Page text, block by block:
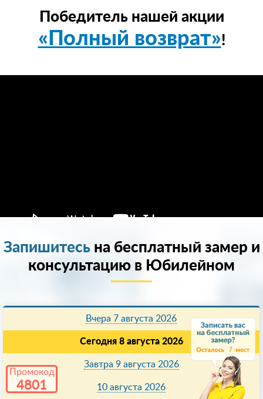
7
Промокод
4801
Победитель нашей акции
«Полный возврат»!
Запишитесьна бесплатный замер и
консультацию в Юбилейном
Вчера 7 августа 2026
Сегодня 8 августа 2026
Завтра 9 августа 2026
10 августа 2026